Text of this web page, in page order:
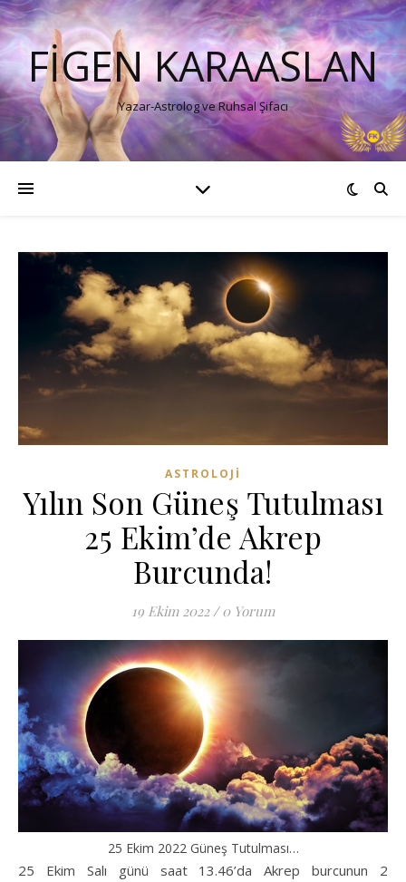
FIGEN KARAASLAN
Yazar-Astrolog ve Ruhsal Şifacı
ASTROLOJI
Yılın Son Güneş Tutulması
25 Ekim’de Akrep
Burcunda!
19 Ekim 2022 / 0 Yorum
25 Ekim 2022 Güneş Tutulması…
25 Ekim Salı günü saat 13.46’da Akrep burcunun 2